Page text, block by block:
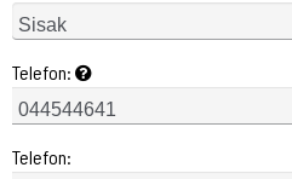
Telefon:
Telefon: